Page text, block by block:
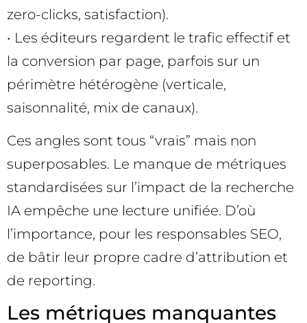
zero-clicks, satisfaction).
• Les éditeurs regardent le trafic effectif et
la conversion par page, parfois sur un
périmètre hétérogène (verticale,
saisonnalité, mix de canaux).
Ces angles sont tous “vrais” mais non
superposables. Le manque de métriques
standardisées sur l’impact de la recherche
IA empêche une lecture unifiée. D’où
l’importance, pour les responsables SEO,
de bâtir leur propre cadre d’attribution et
de reporting.
Les métriques manquantes